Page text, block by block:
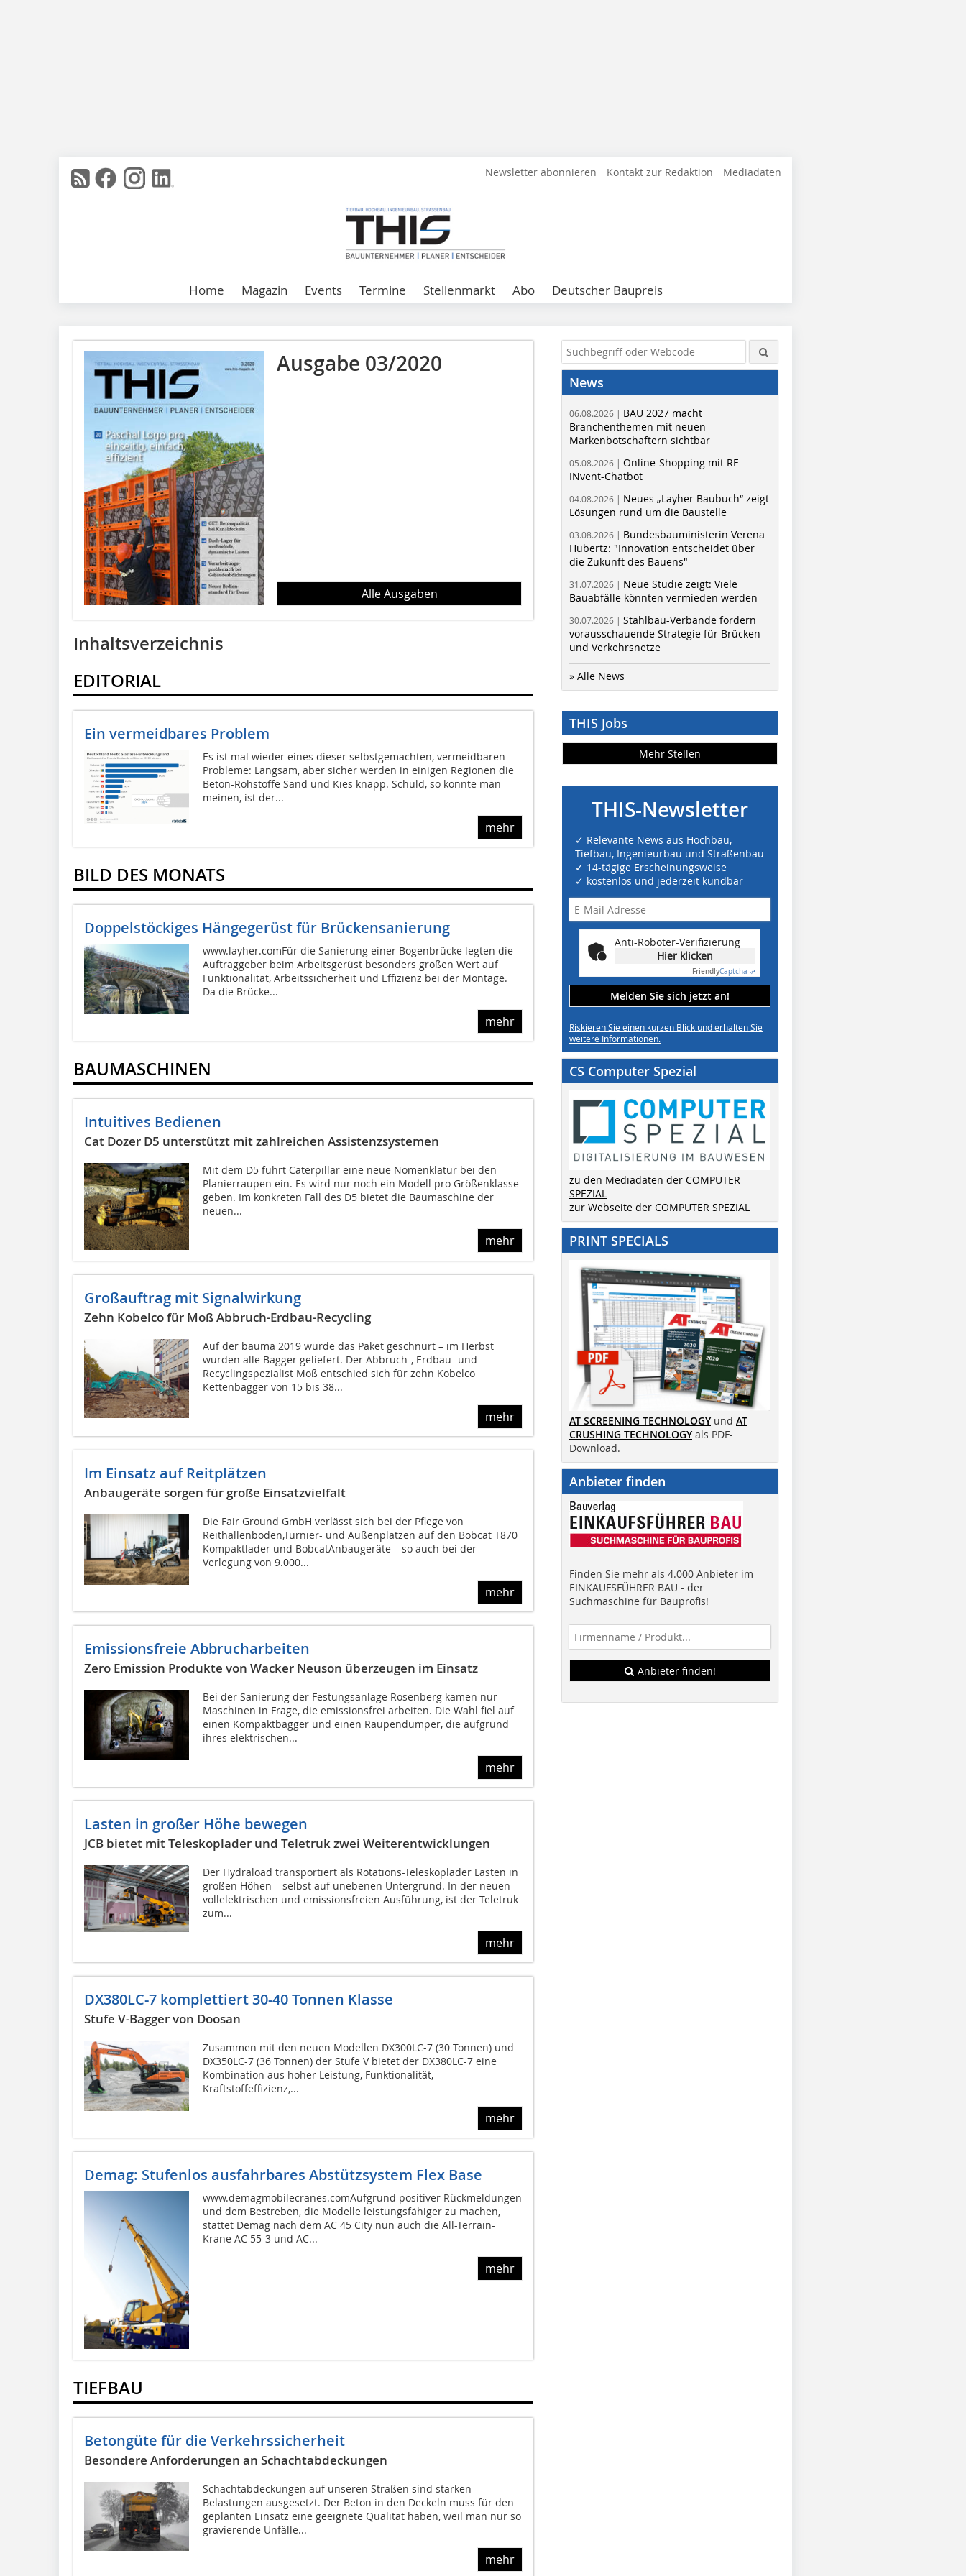
Newsletter abonnieren Kontakt zur Redaktion Mediadaten
Home Magazin Events Termine Stellenmarkt Abo Deutscher Baupreis
Ausgabe 03/2020
Alle Ausgaben
Inhaltsverzeichnis
EDITORIAL
Ein vermeidbares Problem
Es ist mal wieder eines dieser selbstgemachten, vermeidbaren
Probleme: Langsam, aber sicher werden in einigen Regionen die
Beton-Rohstoffe Sand und Kies knapp. Schuld, so könnte man
meinen, ist der...
mehr
BILD DES MONATS
Doppelstöckiges Hängegerüst für Brückensanierung
www.layher.comFür die Sanierung einer Bogenbrücke legten die
Auftraggeber beim Arbeitsgerüst besonders großen Wert auf
Funktionalität, Arbeitssicherheit und Effizienz bei der Montage.
Da die Brücke...
mehr
BAUMASCHINEN
Intuitives Bedienen
Cat Dozer D5 unterstützt mit zahlreichen Assistenzsystemen
Mit dem D5 führt Caterpillar eine neue Nomenklatur bei den
Planierraupen ein. Es wird nur noch ein Modell pro Größenklasse
geben. Im konkreten Fall des D5 bietet die Baumaschine der
neuen...
mehr
Großauftrag mit Signalwirkung
Zehn Kobelco für Moß Abbruch-Erdbau-Recycling
Auf der bauma 2019 wurde das Paket geschnürt – im Herbst
wurden alle Bagger geliefert. Der Abbruch-, Erdbau- und
Recyclingspezialist Moß entschied sich für zehn Kobelco
Kettenbagger von 15 bis 38...
mehr
Im Einsatz auf Reitplätzen
Anbaugeräte sorgen für große Einsatzvielfalt
Die Fair Ground GmbH verlässt sich bei der Pflege von
Reithallenböden,Turnier- und Außenplätzen auf den Bobcat T870
Kompaktlader und BobcatAnbaugeräte – so auch bei der
Verlegung von 9.000...
mehr
Emissionsfreie Abbrucharbeiten
Zero Emission Produkte von Wacker Neuson überzeugen im Einsatz
Bei der Sanierung der Festungsanlage Rosenberg kamen nur
Maschinen in Frage, die emissionsfrei arbeiten. Die Wahl fiel auf
einen Kompaktbagger und einen Raupendumper, die aufgrund
ihres elektrischen...
mehr
Lasten in großer Höhe bewegen
JCB bietet mit Teleskoplader und Teletruk zwei Weiterentwicklungen
Der Hydraload transportiert als Rotations-Teleskoplader Lasten in
großen Höhen – selbst auf unebenen Untergrund. In der neuen
vollelektrischen und emissionsfreien Ausführung, ist der Teletruk
zum...
mehr
DX380LC-7 komplettiert 30-40 Tonnen Klasse
Stufe V-Bagger von Doosan
Zusammen mit den neuen Modellen DX300LC-7 (30 Tonnen) und
DX350LC-7 (36 Tonnen) der Stufe V bietet der DX380LC-7 eine
Kombination aus hoher Leistung, Funktionalität,
Kraftstoffeffizienz,...
mehr
Demag: Stufenlos ausfahrbares Abstützsystem Flex Base
www.demagmobilecranes.comAufgrund positiver Rückmeldungen
und dem Bestreben, die Modelle leistungsfähiger zu machen,
stattet Demag nach dem AC 45 City nun auch die All-Terrain-
Krane AC 55-3 und AC...
mehr
TIEFBAU
Betongüte für die Verkehrssicherheit
Besondere Anforderungen an Schachtabdeckungen
Schachtabdeckungen auf unseren Straßen sind starken
Belastungen ausgesetzt. Der Beton in den Deckeln muss für den
geplanten Einsatz eine geeignete Qualität haben, weil man nur so
gravierende Unfälle...
mehr
News
06.08.2026 | BAU 2027 macht
Branchenthemen mit neuen
Markenbotschaftern sichtbar
05.08.2026 | Online-Shopping mit RE-
INvent-Chatbot
04.08.2026 | Neues „Layher Baubuch“ zeigt
Lösungen rund um die Baustelle
03.08.2026 | Bundesbauministerin Verena
Hubertz: "Innovation entscheidet über
die Zukunft des Bauens"
31.07.2026 | Neue Studie zeigt: Viele
Bauabfälle könnten vermieden werden
30.07.2026 | Stahlbau-Verbände fordern
vorausschauende Strategie für Brücken
und Verkehrsnetze
» Alle News
THIS Jobs
Mehr Stellen
THIS-Newsletter
✓ Relevante News aus Hochbau,
Tiefbau, Ingenieurbau und Straßenbau
✓ 14-tägige Erscheinungsweise
✓ kostenlos und jederzeit kündbar
Anti-Roboter-Verifizierung
Hier klicken
FriendlyCaptcha ⇗
Melden Sie sich jetzt an!
Riskieren Sie einen kurzen Blick und erhalten Sie
weitere Informationen.
CS Computer Spezial
zu den Mediadaten der COMPUTER
SPEZIAL
zur Webseite der COMPUTER SPEZIAL
PRINT SPECIALS
AT SCREENING TECHNOLOGY und AT
CRUSHING TECHNOLOGY als PDF-
Download.
Anbieter finden
Finden Sie mehr als 4.000 Anbieter im
EINKAUFSFÜHRER BAU - der
Suchmaschine für Bauprofis!
Anbieter finden!